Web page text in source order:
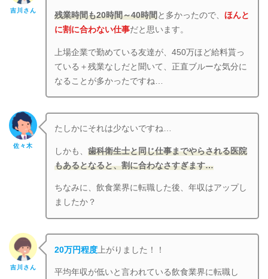
吉川さん
残業時間も20時間～40時間 と多かったので、ほんと
に割に合わない仕事だと思います。
上場企業で勤めている友達が、450万ほど給料貰っ
ている＋残業なしだと聞いて、正直ブルーな気分に
なることが多かったですね…
佐々木
たしかにそれは少ないですね…
しかも、歯科衛生士と同じ仕事までやらされる医院
もあるとなると、割に合わなさすぎます…
ちなみに、飲食業界に転職した後、年収はアップし
ましたか？
吉川さん
20万円程度 上がりました！！
平均年収が低いと言われている飲食業界に転職し